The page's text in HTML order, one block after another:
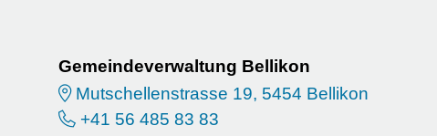
Footer
Gemeindeverwaltung Bellikon
Mutschellenstrasse 19, 5454 Bellikon
+41 56 485 83 83